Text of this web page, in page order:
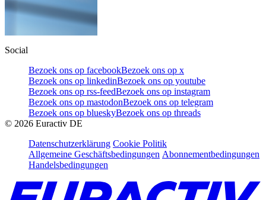
Social
Bezoek ons op facebookBezoek ons op x
Bezoek ons op linkedinBezoek ons op youtube
Bezoek ons op rss-feedBezoek ons op instagram
Bezoek ons op mastodonBezoek ons op telegram
Bezoek ons op blueskyBezoek ons op threads
© 2026 Euractiv DE
Datenschutzerklärung Cookie Politik
Allgemeine Geschäftsbedingungen Abonnementbedingungen
Handelsbedingungen